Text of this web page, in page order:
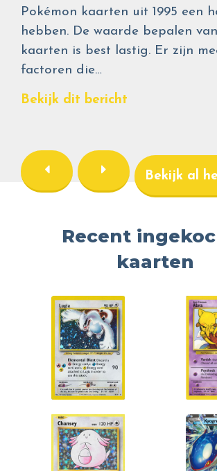
Pokémon kaarten uit 1995 een
hebben. De waarde bepalen
kaarten is best lastig. Er zijn
factoren die…
Bekijk dit bericht
Bekijk al
Recent
kaarten